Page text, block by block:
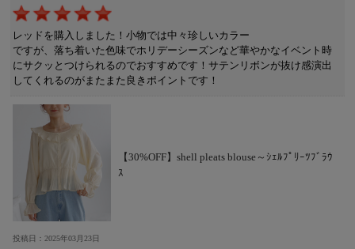
レッドを購入しました！小物では中々珍しいカラー
ですが、落ち着いた色味でホリデーシーズンなど華やかなイベント時
にサクッとつけられるのでおすすめです！サテンリボンが抜け感演出
してくれるのがまたまた良きポイントです！
【30%OFF】shell pleats blouse～ｼｪﾙﾌﾟﾘｰﾂﾌﾞﾗｳ
ｽ
投稿日：2025年03月23日